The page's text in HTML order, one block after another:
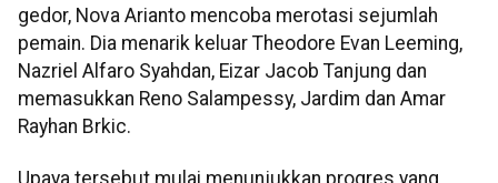
gedor, Nova Arianto mencoba merotasi sejumlah
pemain. Dia menarik keluar Theodore Evan Leeming,
Nazriel Alfaro Syahdan, Eizar Jacob Tanjung dan
memasukkan Reno Salampessy, Jardim dan Amar
Rayhan Brkic.